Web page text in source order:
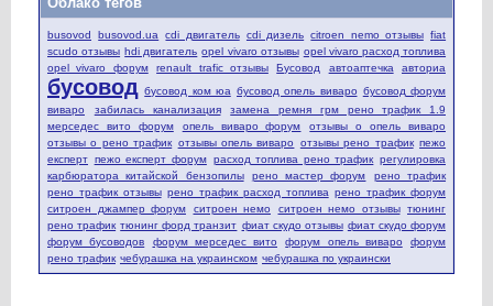
busovod busovod.ua cdi двигатель cdi дизель citroen nemo отзывы fiat
scudo отзывы hdi двигатель opel vivaro отзывы opel vivaro расход топлива
opel vivaro форум
renault trafic отзывы Бусовод автоаптечка авториа
бусовод бусовод ком юа бусовод опель виваро бусовод форум
виваро
забилась канализация
замена ремня грм рено трафик 1.9
мерседес вито форум
опель виваро форум
отзывы о опель виваро
отзывы о рено трафик отзывы опель виваро отзывы рено трафик пежо
експерт пежо експерт форум расход топлива рено трафик регулировка
карбюратора китайской бензопилы
рено мастер форум
рено трафик
рено трафик отзывы рено трафик расход топлива рено трафик форум
ситроен джампер форум
ситроен немо ситроен немо отзывы тюнинг
рено трафик тюнинг форд транзит фиат скудо отзывы фиат скудо форум
форум бусоводов
форум мерседес вито форум опель виваро
форум
рено трафик чебурашка на украинском чебурашка по украински